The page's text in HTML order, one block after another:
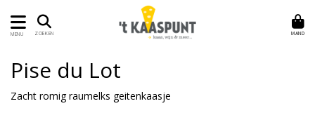
MENU ZOEKEN MAND
Pise du Lot
Zacht romig raumelks geitenkaasje